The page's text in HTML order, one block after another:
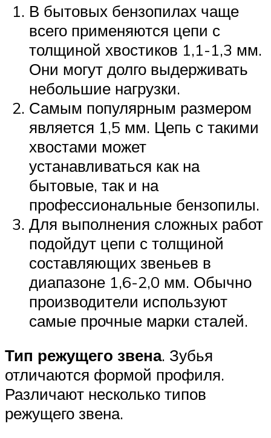
В бытовых бензопилах чаще
всего применяются цепи с
толщиной хвостиков 1,1-1,3 мм.
Они могут долго выдерживать
небольшие нагрузки.
Самым популярным размером
является 1,5 мм. Цепь с такими
хвостами может
устанавливаться как на
бытовые, так и на
профессиональные бензопилы.
Для выполнения сложных работ
подойдут цепи с толщиной
составляющих звеньев в
диапазоне 1,6-2,0 мм. Обычно
производители используют
самые прочные марки сталей.
Тип режущего звена. Зубья
отличаются формой профиля.
Различают несколько типов
режущего звена.